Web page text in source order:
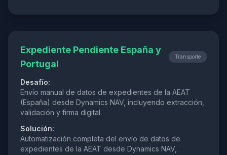
Expediente Pendiente España y
Portugal
Transporte
Desafío:
Envío manual de datos de expedientes de la AEAT
(España) desde Dynamics NAV, incluyendo extracción,
validación y firma digital.
Solución:
Automatización completa del envío de datos de
expedientes de la AEAT desde Dynamics NAV,